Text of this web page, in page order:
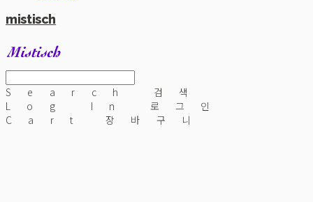
mistisch
Search
검색
Log In
로그인
Cart
장바구니